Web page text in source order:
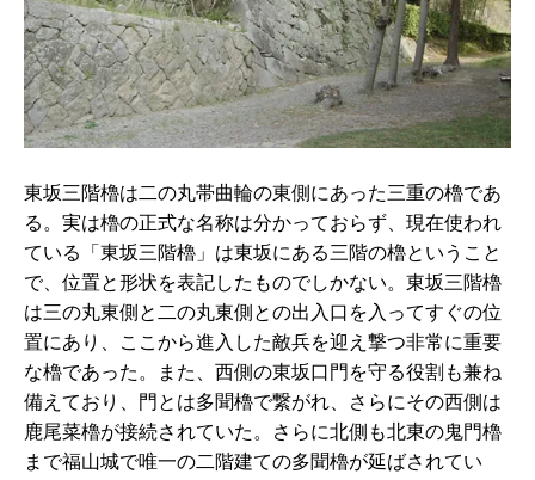
東坂三階櫓は二の丸帯曲輪の東側にあった三重の櫓であ
る。実は櫓の正式な名称は分かっておらず、現在使われ
ている「東坂三階櫓」は東坂にある三階の櫓ということ
で、位置と形状を表記したものでしかない。東坂三階櫓
は三の丸東側と二の丸東側との出入口を入ってすぐの位
置にあり、ここから進入した敵兵を迎え撃つ非常に重要
な櫓であった。また、西側の東坂口門を守る役割も兼ね
備えており、門とは多聞櫓で繋がれ、さらにその西側は
鹿尾菜櫓が接続されていた。さらに北側も北東の鬼門櫓
まで福山城で唯一の二階建ての多聞櫓が延ばされてい